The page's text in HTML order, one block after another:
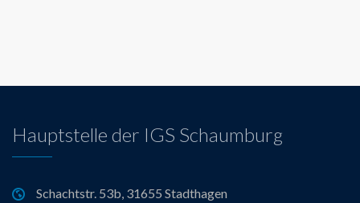
Hauptstelle der IGS Schaumburg
Schachtstr. 53b, 31655 Stadthagen